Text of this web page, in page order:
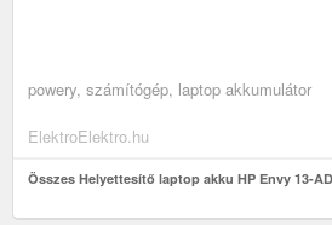
powery, számítógép, laptop akkumulátor
ElektroElektro.hu
Összes Helyettesítő laptop akku HP Envy 13-